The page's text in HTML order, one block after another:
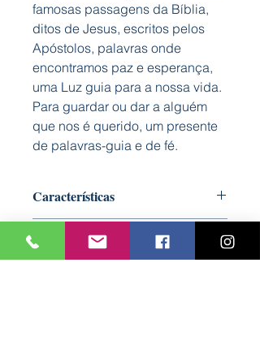
famosas passagens da Bíblia,
ditos de Jesus, escritos pelos
Apóstolos, palavras onde
encontramos paz e esperança,
uma Luz guia para a nossa vida.
Para guardar ou dar a alguém
que nos é querido, um presente
de palavras-guia e de fé.
Características
Formato: 125 mm x 140 mm
Nº Páginas: 32
Autor: Bookout